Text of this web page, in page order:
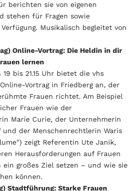
berichten sie von eigenen
stehen für Fragen sowie
Musikalisch begleitet von
Online-Vortrag: Die Heldin in dir
lernen
19 bis 21.15 Uhr bietet die vhs
Vortrag in Friedberg an, der
Frauen richtet. Am Beispiel
Frauen wie der
Marie Curie, der Unternehmerin
und der Menschenrechtlerin Waris
zeigt Referentin Ute Janik,
Herausforderungen auf Frauen
großes Ziel setzen – und wie sie
können.
Stadtführung: Starke Frauen